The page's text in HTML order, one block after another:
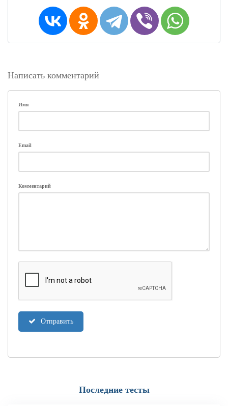
Написать комментарий
Имя
Email
Комментарий
Отправить
Последние тесты